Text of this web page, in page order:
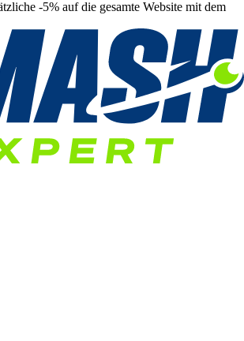
-5% auf die gesamte Website mit dem